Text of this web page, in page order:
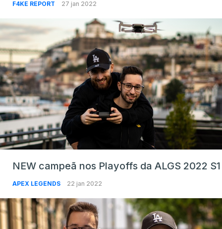
F4KE REPORT 27 jan 2022
NEW campeã nos Playoffs da ALGS 2022 S1
APEX LEGENDS 22 jan 2022